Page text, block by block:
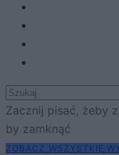
Zacznij pisać, żeby
by zamknąć
ZOBACZ WSZYSTKIE